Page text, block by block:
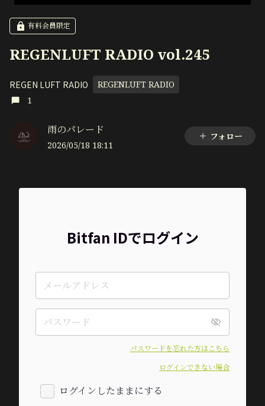
有料会員限定
REGENLUFT RADIO vol.245
REGEN LUFT RADIO
REGENLUFT RADIO
1
雨のパレード
2026/05/18 18:11
フォロー
Bitfan IDでログイン
パスワードを忘れた方はこちら
ログインできない場合
ログインしたままにする